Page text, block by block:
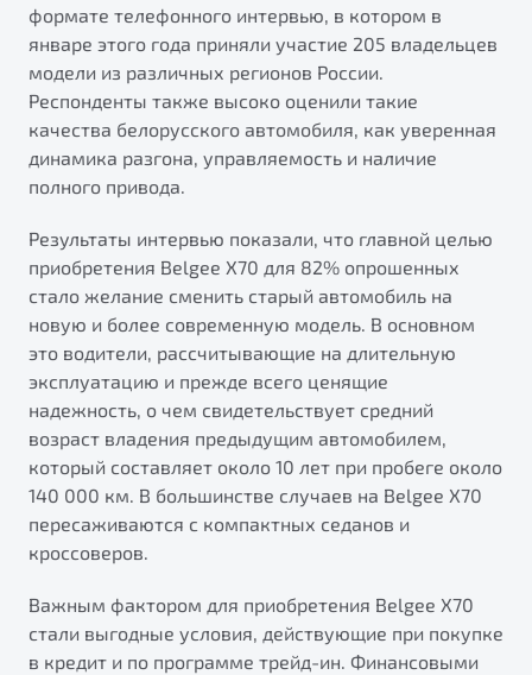
Элегантный и практичный седан
от 1 699 990 ₽*
Обзор В наличии
X70
Универсальный кроссовер
от 2 499 990 ₽*
Узнайте о специальных выгодах при покупке
автомобиля Belgee
Подробно
Автомобили в наличии
Тест-драйв
Автокредит
Спецпредложения
Будьте еще более уверены на дорогах с программой
"Помощь на дорогах"
Преимущества программы
Запись на сервис
Калькулятор ТО
Клиентская поддержка
формате телефонного интервью, в котором в
январе этого года приняли участие 205 владельцев
модели из различных регионов России.
Респонденты также высоко оценили такие
качества белорусского автомобиля, как уверенная
динамика разгона, управляемость и наличие
полного привода.
Результаты интервью показали, что главной целью
приобретения Belgee X70 для 82% опрошенных
стало желание сменить старый автомобиль на
новую и более современную модель. В основном
это водители, рассчитывающие на длительную
эксплуатацию и прежде всего ценящие
надежность, о чем свидетельствует средний
возраст владения предыдущим автомобилем,
который составляет около 10 лет при пробеге около
140 000 км. В большинстве случаев на Belgee X70
пересаживаются с компактных седанов и
кроссоверов.
Важным фактором для приобретения Belgee Х70
стали выгодные условия, действующие при покупке
в кредит и по программе трейд-ин. Финансовыми